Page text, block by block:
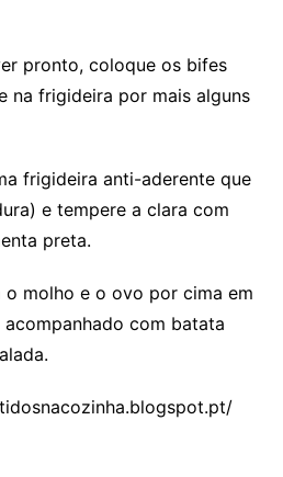
pronto, coloque os bifes
na frigideira por mais alguns
frigideira anti-aderente que
e tempere a clara com
preta.
molho e o ovo por cima em
com batata